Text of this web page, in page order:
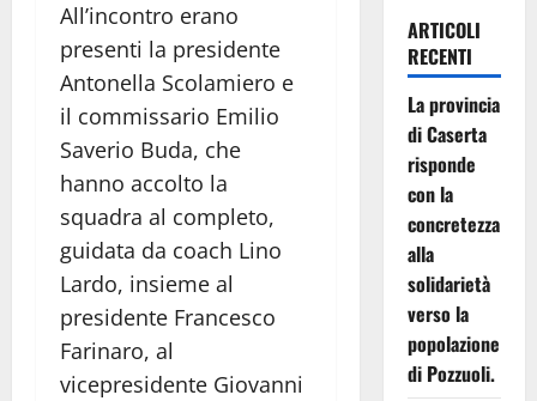
All’incontro erano
presenti la presidente
Antonella Scolamiero e
il commissario Emilio
Saverio Buda, che
hanno accolto la
squadra al completo,
guidata da coach Lino
Lardo, insieme al
presidente Francesco
Farinaro, al
vicepresidente Giovanni
ARTICOLI
RECENTI
La provincia
di Caserta
risponde
con la
concretezza
alla
solidarietà
verso la
popolazione
di Pozzuoli.